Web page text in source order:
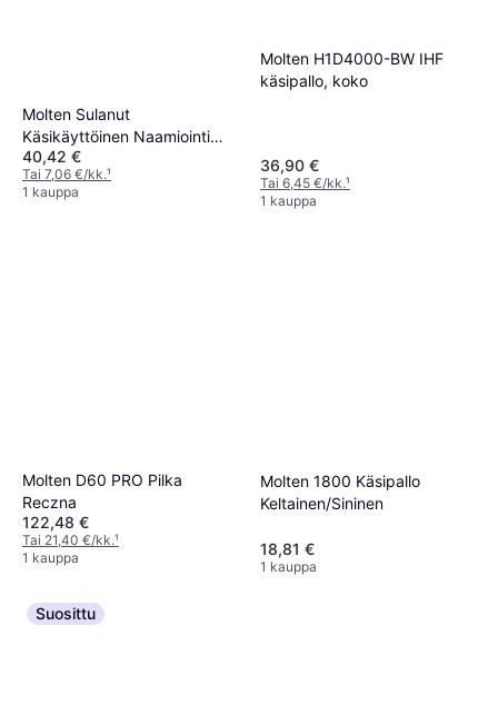
Molten Sulanut
Käsikäyttöinen Naamiointi
H3X3800-CN
40,42 €
Tai 7,06 €/kk.¹
1 kauppa
Molten H1D4000-BW IHF
käsipallo, koko
36,90 €
Tai 6,45 €/kk.¹
1 kauppa
Molten D60 PRO Pilka
Reczna
122,48 €
Tai 21,40 €/kk.¹
1 kauppa
Molten 1800 Käsipallo
Keltainen/Sininen
18,81 €
1 kauppa
Suosittu